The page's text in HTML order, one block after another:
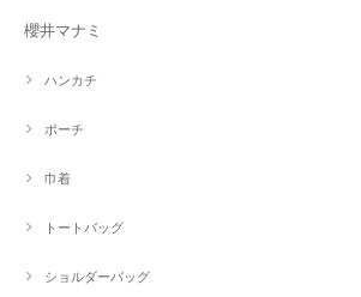
櫻井マナミ
ハンカチ
ポーチ
巾着
トートバッグ
ショルダーバッグ